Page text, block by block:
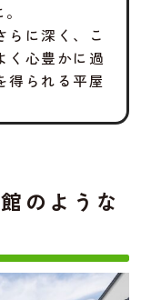
らに深く、こ
く心豊かに過
得られる平屋
のような